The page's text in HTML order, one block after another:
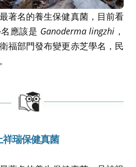
著名的養生保健真菌，目前看
應該是 Ganoderma lingzhi ，
福部門發布變更赤芝學名，民
祥瑞保健真菌